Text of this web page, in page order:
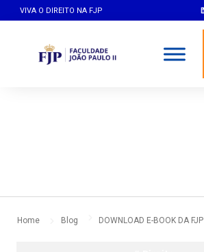
VIVA O DIREITO NA FJP
Home Blog DOWNLOAD E-BOOK DA FJP